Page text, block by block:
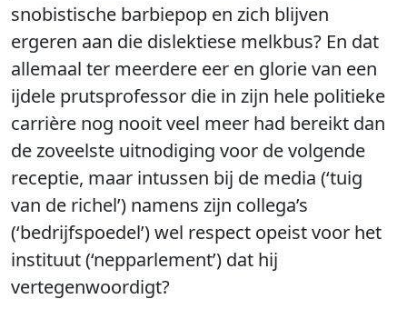
snobistische barbiepop en zich blijven
ergeren aan die dislektiese melkbus? En dat
allemaal ter meerdere eer en glorie van een
ijdele prutsprofessor die in zijn hele politieke
carrière nog nooit veel meer had bereikt dan
de zoveelste uitnodiging voor de volgende
receptie, maar intussen bij de media (‘tuig
van de richel’) namens zijn collega’s
(‘bedrijfspoedel’) wel respect opeist voor het
instituut (‘nepparlement’) dat hij
vertegenwoordigt?